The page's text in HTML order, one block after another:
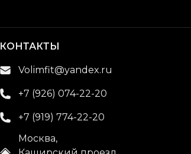
КОНТАКТЫ
Volimfit@yandex.ru
+7 (926) 074-22-20
+7 (919) 774-22-20
Москва,